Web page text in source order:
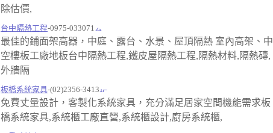
除估價,
台中隔熱工程-0975-033071
最佳的鋪面架高器，中庭、露台、水景、屋頂隔熱 室內高架、中
空樓板工廠地板台中隔熱工程,鐵皮屋隔熱工程,隔熱材料,隔熱磚,
外牆隔
板橋系統家具-(02)2356-3413
免費丈量設計，客製化系統家具，充分滿足居家空間機能需求板
橋系統家具,系統櫃工廠直營,系統櫃設計,廚房系統櫃,